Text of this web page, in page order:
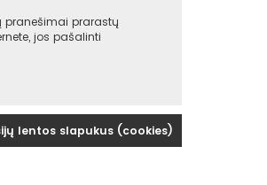
pranešimai prarastų
jos pašalinti
lentos slapukus (cookies)